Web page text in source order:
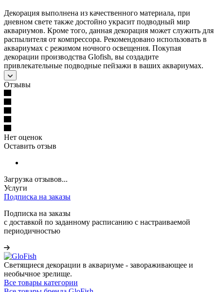
Декорация выполнена из качественного материала, при
дневном свете также достойно украсит подводный мир
аквариумов. Кроме того, данная декорация может служить для
распылителя от компрессора. Рекомендовано использовать в
аквариумах с режимом ночного освещения. Покупая
декорации производства Glofish, вы создадите
привлекательные подводные пейзажи в ваших аквариумах.
Отзывы
Нет оценок
Оставить отзыв
Загрузка отзывов...
Услуги
Подписка на заказы
Подписка на заказы
с доставкой по заданному расписанию с настраиваемой
периодичностью
Светящиеся декорации в аквариуме - завораживающее и
необычное зрелище.
Все товары категории